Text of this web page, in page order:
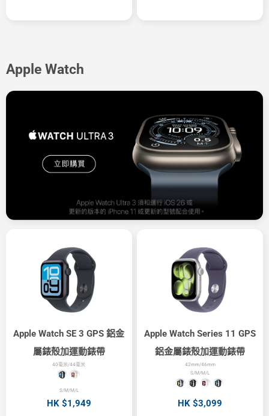
Apple Watch
Apple Watch SE 3 GPS 鋁金
屬錶殼加運動錶帶
40毫米/44毫米
S/M/M/L
HK $1,949
Apple Watch Series 11 GPS
鋁金屬錶殼加運動錶帶
42mm/46mm
S/M/M/L
HK $3,099